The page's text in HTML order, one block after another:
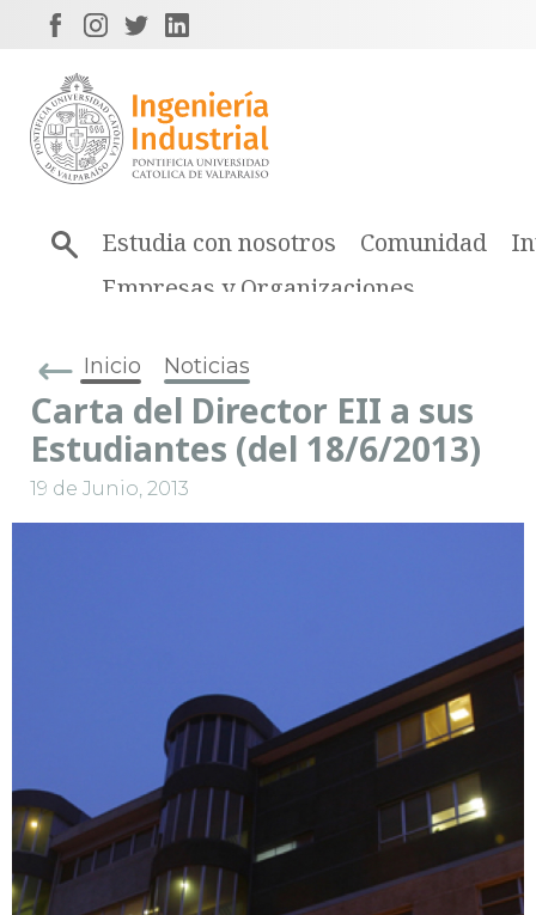
Estudia con nosotros Comunidad
Empresas y Organizaciones
Inicio Noticias
Carta del Director EII a sus
Estudiantes (del 18/6/2013)
19 de Junio, 2013